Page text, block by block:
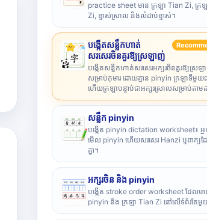
practice sheet មាន ក្រឡា Tian Zi, ក្រ
Zi, ខ្ទាស់ស្រាល និងលំដាប់ខ្ទាស់។
បង្កើតសន្លឹកហាត់
សរសេរចិនគួរឱ្យស្រឡាញ់
បង្កើតសន្លឹកហាត់សរសេរអក្សរចិនគួរឱ្យស្រឡ
សម្រាប់កុមារ ដោយគ្មាន pinyin ក្រឡាទីមួយជ
ហើយក្រឡាបន្ទាប់ជាអក្សរស្រាលសម្រាប់តាម
សន្លឹក pinyin
បង្កើត pinyin dictation worksheet៖ អ្ន
មើល pinyin ហើយសរសេរ Hanzi ឬពាក្យដ
គ្នា។
អក្សរចិន និង pinyin
បង្កើត stroke order worksheet ដែលមា
pinyin និង ក្រឡា Tian Zi នៅលើទំព័រតែមួ